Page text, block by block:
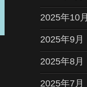
2025年10月
2025年9月
2025年8月
2025年7月